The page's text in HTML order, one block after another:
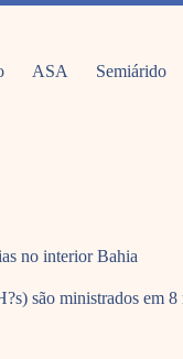
ASA Semiárido
no interior Bahia
são ministrados em